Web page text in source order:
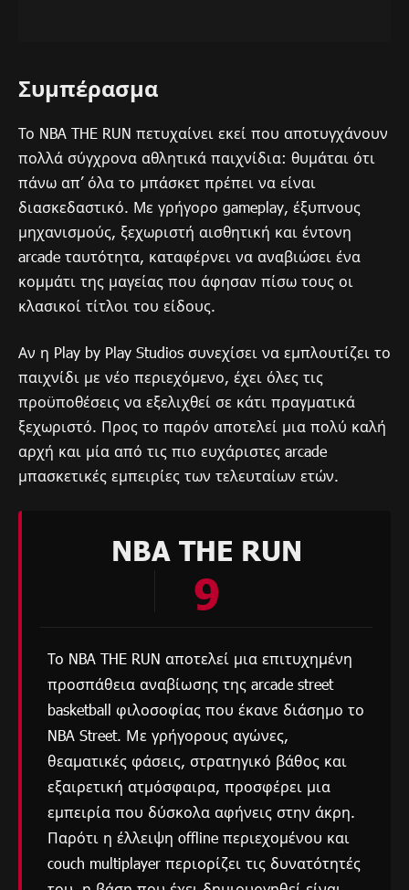
Συμπέρασμα
Το NBA THE RUN πετυχαίνει εκεί που αποτυγχάνουν
πολλά σύγχρονα αθλητικά παιχνίδια: θυμάται ότι
πάνω απ’ όλα το μπάσκετ πρέπει να είναι
διασκεδαστικό. Με γρήγορο gameplay, έξυπνους
μηχανισμούς, ξεχωριστή αισθητική και έντονη
arcade ταυτότητα, καταφέρνει να αναβιώσει ένα
κομμάτι της μαγείας που άφησαν πίσω τους οι
κλασικοί τίτλοι του είδους.
Αν η Play by Play Studios συνεχίσει να εμπλουτίζει το
παιχνίδι με νέο περιεχόμενο, έχει όλες τις
προϋποθέσεις να εξελιχθεί σε κάτι πραγματικά
ξεχωριστό. Προς το παρόν αποτελεί μια πολύ καλή
αρχή και μία από τις πιο ευχάριστες arcade
μπασκετικές εμπειρίες των τελευταίων ετών.
9
NBA THE RUN
Το NBA THE RUN αποτελεί μια επιτυχημένη
προσπάθεια αναβίωσης της arcade street
basketball φιλοσοφίας που έκανε διάσημο το
NBA Street. Με γρήγορους αγώνες,
θεαματικές φάσεις, στρατηγικό βάθος και
εξαιρετική ατμόσφαιρα, προσφέρει μια
εμπειρία που δύσκολα αφήνεις στην άκρη.
Παρότι η έλλειψη offline περιεχομένου και
couch multiplayer περιορίζει τις δυνατότητές